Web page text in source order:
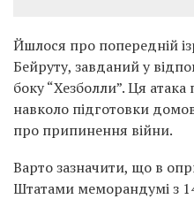
Йшлося про попередній
Бейруту, завданий у
боку “Хезболли”. Ця
навколо підготовки
про припинення війни.
Варто зазначити, що в
Штатами меморандумі з